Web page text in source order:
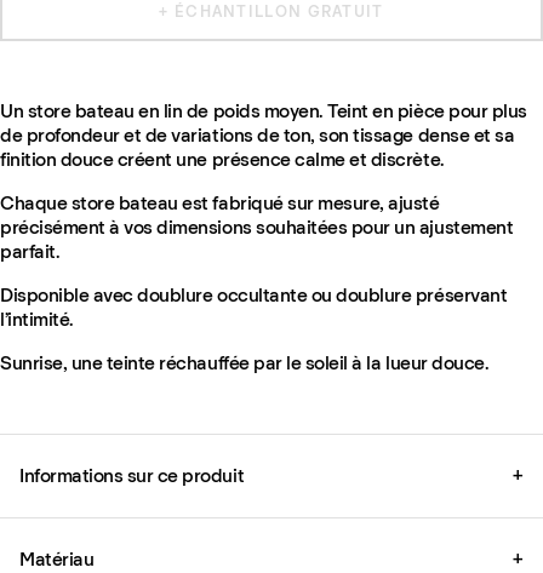
+ ÉCHANTILLON GRATUIT
Un store bateau en lin de poids moyen. Teint en pièce pour plus
de profondeur et de variations de ton, son tissage dense et sa
finition douce créent une présence calme et discrète.
Chaque store bateau est fabriqué sur mesure, ajusté
précisément à vos dimensions souhaitées pour un ajustement
parfait.
Disponible avec doublure occultante ou doublure préservant
l’intimité.
Sunrise, une teinte réchauffée par le soleil à la lueur douce.
Informations sur ce produit +
Matériau +